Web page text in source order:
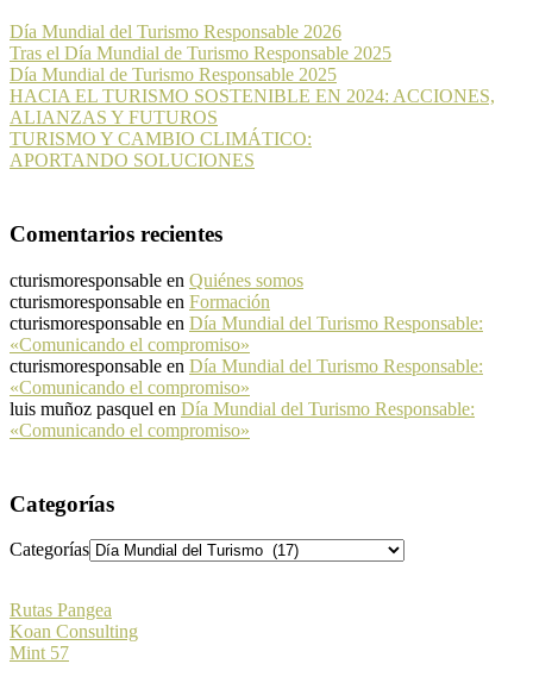
Día Mundial del Turismo Responsable 2026
Tras el Día Mundial de Turismo Responsable 2025
Día Mundial de Turismo Responsable 2025
HACIA EL TURISMO SOSTENIBLE EN 2024: ACCIONES,
ALIANZAS Y FUTUROS
TURISMO Y CAMBIO CLIMÁTICO:
APORTANDO SOLUCIONES
Comentarios recientes
cturismoresponsable en Quiénes somos
cturismoresponsable en Formación
cturismoresponsable en Día Mundial del Turismo Responsable:
«Comunicando el compromiso»
cturismoresponsable en Día Mundial del Turismo Responsable:
«Comunicando el compromiso»
luis muñoz pasquel en Día Mundial del Turismo Responsable:
«Comunicando el compromiso»
Categorías
Categorías
Rutas Pangea
Koan Consulting
Mint 57